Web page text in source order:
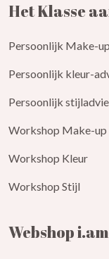
Het Klasse
Persoonlijk Make-
Persoonlijk kleur-
Persoonlijk
Workshop Make-up
Workshop Kleur
Workshop Stijl
Webshop